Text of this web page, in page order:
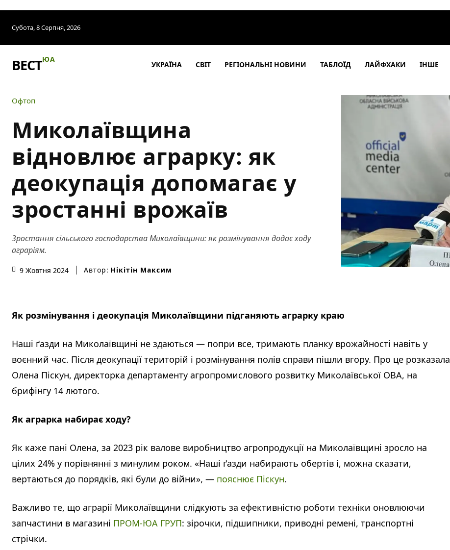
Субота, 8 Серпня, 2026
ВЕСТЮА
УКРАЇНА СВІТ РЕГІОНАЛЬНІ НОВИНИ ТАБЛОЇД ЛАЙФХАКИ ІНШЕ
Офтоп
Миколаївщина
відновлює аграрку: як
деокупація допомагає у
зростанні врожаїв
Зростання сільського господарства Миколаївщини: як розмінування додає ходу
аграріям.
9 Жовтня 2024 Автор: Нікітін Максим
Як розмінування і деокупація Миколаївщини підганяють аграрку краю
Наші ґазди на Миколаївщині не здаються — попри все, тримають планку врожайності навіть у
воєнний час. Після деокупації територій і розмінування полів справи пішли вгору. Про це розказала
Олена Піскун, директорка департаменту агропромислового розвитку Миколаївської ОВА, на
брифінгу 14 лютого.
Як аграрка набирає ходу?
Як каже пані Олена, за 2023 рік валове виробництво агропродукції на Миколаївщині зросло на
цілих 24% у порівнянні з минулим роком. «Наші ґазди набирають обертів і, можна сказати,
вертаються до порядків, які були до війни», — пояснює Піскун.
Важливо те, що аграрії Миколаївщини слідкують за ефективністю роботи техніки оновлюючи
запчастини в магазині ПРОМ-ЮА ГРУП: зірочки, підшипники, приводні ремені, транспортні
стрічки.